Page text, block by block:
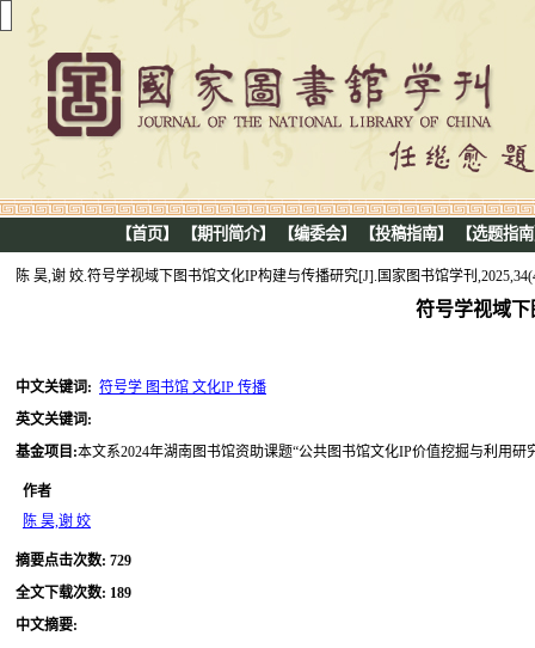
【首页】 【期刊简介】 【编委会】 【投稿指南】 【选题指
陈 昊,谢 姣.符号学视域下图书馆文化IP构建与传播研究[J].国家图书馆学刊
符号学视域
中文关键词: 符号学 图书馆 文化IP 传播
英文关键词:
基金项目 :本文系2024年湖南图书馆资助课题“公共图书馆文化IP价值挖掘与利用研
作者
陈 昊,谢 姣
摘要点击次数: 729
全文下载次数: 189
中文摘要: